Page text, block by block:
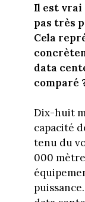
Il est vrai
pas très
Cela
data
comparé
Dix-huit
capacité
tenu du
000